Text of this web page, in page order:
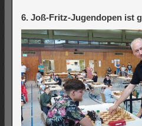
6. Joß-Fritz-Jugendopen ist